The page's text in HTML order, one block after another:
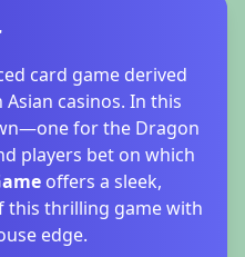
card game derived
casinos. In this
for the Dragon
players bet on which
offers a sleek,
this thrilling game with
edge.